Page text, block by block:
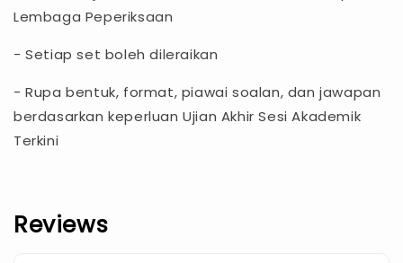
Lembaga Peperiksaan
- Setiap set boleh dileraikan
- Rupa bentuk, format, piawai soalan, dan jawapan
berdasarkan keperluan Ujian Akhir Sesi Akademik
Terkini
Reviews